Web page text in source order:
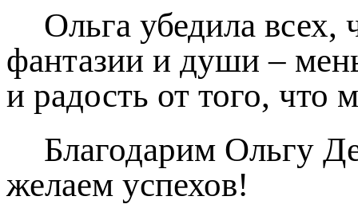
Ольга убедила всех,
фантазии и души –
и радость от того, что
Благодарим Ольгу
желаем успехов!